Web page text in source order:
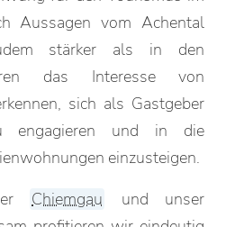
Aussagen vom Achental
stärker als in den
das Interesse von
sich als Gastgeber
engagieren und in die
einzusteigen.
Chiemgau
und unser